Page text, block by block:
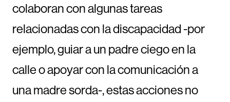
colaboran con algunas tareas
relacionadas con la discapacidad -por
ejemplo, guiar a un padre ciego en la
calle o apoyar con la comunicación a
una madre sorda-, estas acciones no